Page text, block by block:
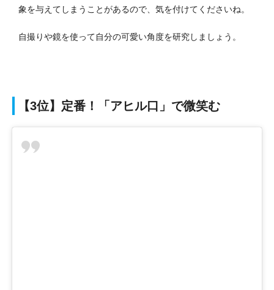
象を与えてしまうことがあるので、気を付けてくださいね。
自撮りや鏡を使って自分の可愛い角度を研究しましょう。
【3位】定番！「アヒル口」で微笑む